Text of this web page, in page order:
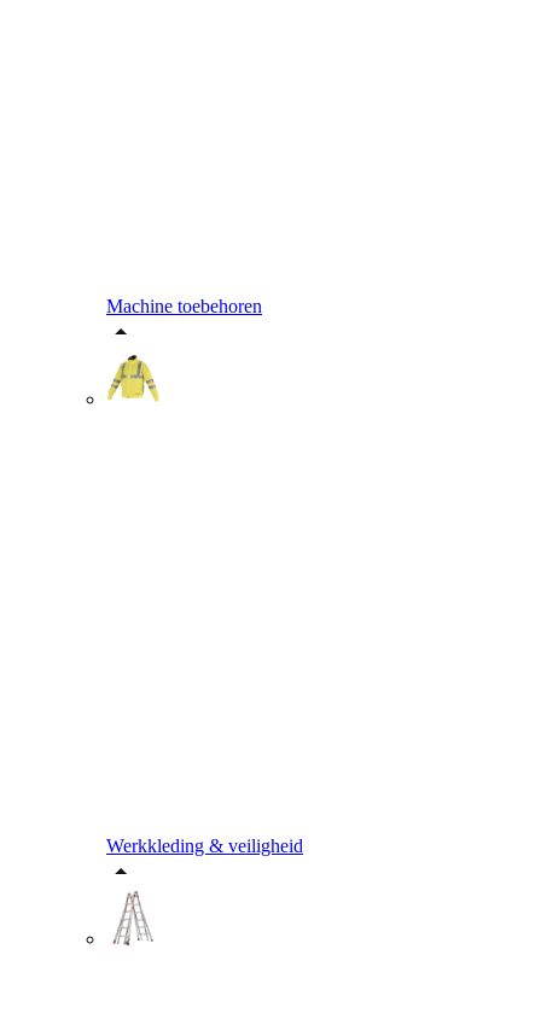
Machine toebehoren
Werkkleding & veiligheid